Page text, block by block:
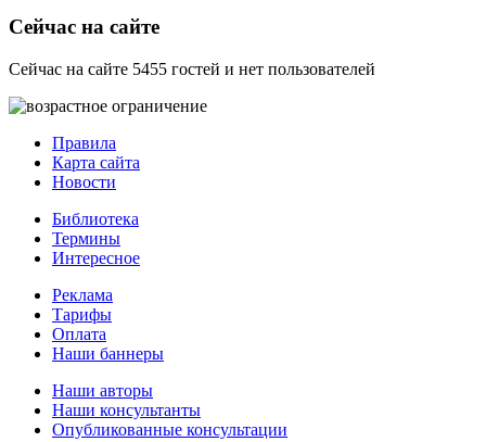
Сейчас на сайте
Сейчас на сайте 5455 гостей и нет пользователей
Правила
Карта сайта
Новости
Библиотека
Термины
Интересное
Реклама
Тарифы
Оплата
Наши баннеры
Наши авторы
Наши консультанты
Опубликованные консультации